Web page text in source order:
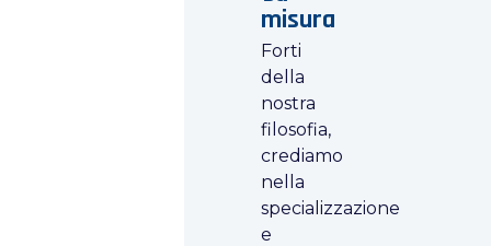
misura
Forti
della
nostra
filosofia,
crediamo
nella
specializzazione
e